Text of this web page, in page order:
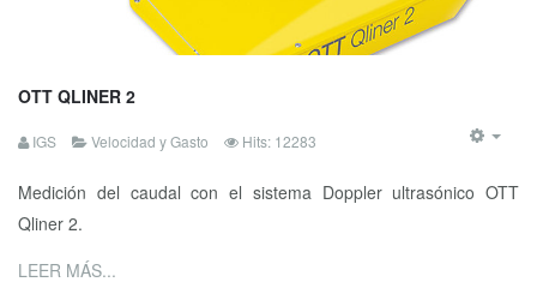
OTT QLINER 2
IGS Velocidad y Gasto Hits: 12283
Medición del caudal con el sistema Doppler ultrasónico OTT
Qliner 2.
LEER MÁS...